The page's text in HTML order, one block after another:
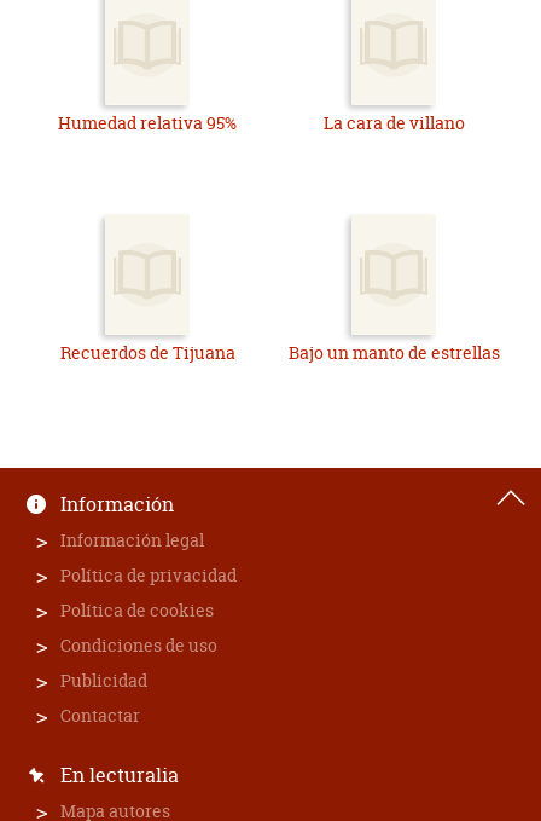
Humedad relativa 95% La cara de villano
Recuerdos de Tijuana Bajo un manto de estrellas
Información
Información legal
Política de privacidad
Política de cookies
Condiciones de uso
Publicidad
Contactar
En lecturalia
Mapa autores